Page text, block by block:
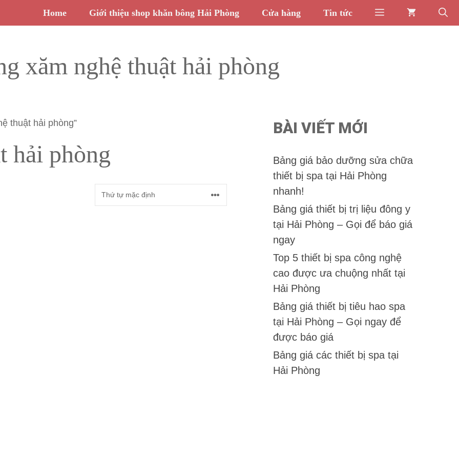
Home Giới thiệu shop khăn bông Hải Phòng Cửa hàng Tin tức
xăm nghệ thuật hải phòng
thuật hải phòng”
hải phòng
BÀI VIẾT MỚI
Bảng giá bảo dưỡng sửa chữa
thiết bị spa tại Hải Phòng
nhanh!
Bảng giá thiết bị trị liệu đông y
tại Hải Phòng – Gọi để báo giá
ngay
Top 5 thiết bị spa công nghệ
cao được ưa chuộng nhất tại
Hải Phòng
Bảng giá thiết bị tiêu hao spa
tại Hải Phòng – Gọi ngay để
được báo giá
Bảng giá các thiết bị spa tại
Hải Phòng